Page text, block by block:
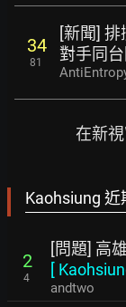
34
81
[新聞]
對手同
在新
Kaohsiung
2
4
[問題] 高
[
andtwo